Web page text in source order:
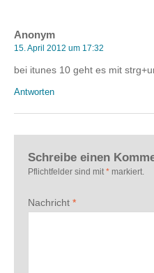
Anonym
15. April 2012 um 17:32
bei itunes 10 geht es mit
Antworten
Schreibe einen
Pflichtfelder sind mit * markiert.
Nachricht *